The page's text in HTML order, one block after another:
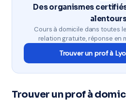
Des organismes
Cours à domicile dans toutes
relation gratuite, réponse en
Trouver un prof à
Trouver un prof à